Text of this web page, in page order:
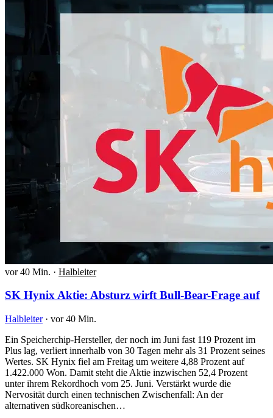
vor 40 Min. · Halbleiter
SK Hynix Aktie: Absturz wirft Bull-Bear-Frage auf
Halbleiter · vor 40 Min.
Ein Speicherchip-Hersteller, der noch im Juni fast 119 Prozent im
Plus lag, verliert innerhalb von 30 Tagen mehr als 31 Prozent seines
Wertes. SK Hynix fiel am Freitag um weitere 4,88 Prozent auf
1.422.000 Won. Damit steht die Aktie inzwischen 52,4 Prozent
unter ihrem Rekordhoch vom 25. Juni. Verstärkt wurde die
Nervosität durch einen technischen Zwischenfall: An der
alternativen südkoreanischen…